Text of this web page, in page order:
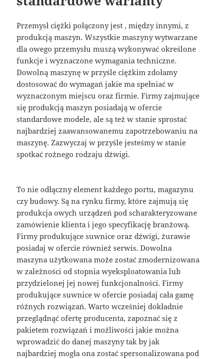
Przemysł ciężki połączony jest , między innymi, z
produkcją maszyn. Wszystkie maszyny wytwarzane
dla owego przemysłu muszą wykonywać określone
funkcje i wyznaczone wymagania techniczne.
Dowolną maszynę w przyśle ciężkim zdołamy
dostosować do wymagań jakie ma spełniać w
wyznaczonym miejscu oraz firmie. Firmy zajmujące
się produkcją maszyn posiadają w ofercie
standardowe modele, ale są też w stanie sprostać
najbardziej zaawansowanemu zapotrzebowaniu na
maszynę. Zazwyczaj w przyśle jesteśmy w stanie
spotkać rożnego rodzaju dźwigi.
To nie odłączny element każdego portu, magazynu
czy budowy. Są na rynku firmy, które zajmują się
produkcja owych urządzeń pod scharakteryzowane
zamówienie klienta i jego specyfikację branżową.
Firmy produkujące suwnice oraz dźwigi, żurawie
posiadaj w ofercie również serwis. Dowolna
maszyna użytkowana może zostać zmodernizowana
w zależności od stopnia wyeksploatowania lub
przydzielonej jej nowej funkcjonalności. Firmy
produkujące suwnice w ofercie posiadaj cała gamę
różnych rozwiązań. Warto wcześniej dokładnie
przeglądnąć ofertę producenta, zapoznać się z
pakietem rozwiązań i możliwości jakie można
wprowadzić do danej maszyny tak by jak
najbardziej mogła ona zostać spersonalizowana pod